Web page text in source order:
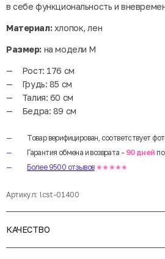
в себе функциональность и
Материал:хлопок, лен
Размер: на модели M
Рост: 176 см
Грудь: 85 см
Талия: 60 см
Бедра: 89 см
Товар верифицирован, соответствует
Гарантия обмена и возврата - 90 дней
Более 9500 отзывов ★★★★★
Артикул: lcst-01400
КАЧЕСТВО